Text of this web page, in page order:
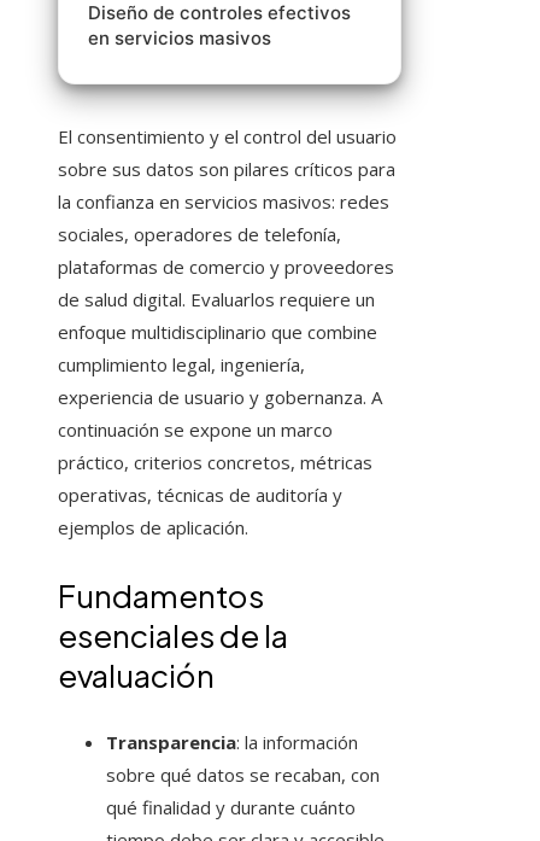
Diseño de controles efectivos
en servicios masivos
El consentimiento y el control del usuario
sobre sus datos son pilares críticos para
la confianza en servicios masivos: redes
sociales, operadores de telefonía,
plataformas de comercio y proveedores
de salud digital. Evaluarlos requiere un
enfoque multidisciplinario que combine
cumplimiento legal, ingeniería,
experiencia de usuario y gobernanza. A
continuación se expone un marco
práctico, criterios concretos, métricas
operativas, técnicas de auditoría y
ejemplos de aplicación.
Fundamentos
esenciales de la
evaluación
Transparencia: la información
sobre qué datos se recaban, con
qué finalidad y durante cuánto